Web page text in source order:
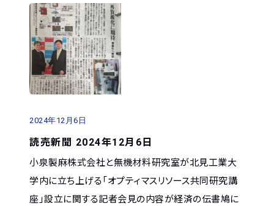
2024年12月6日
読売新聞 2024年12月6日
小泉製麻株式会社と無機材料研究室が北見工業大
学内に立ち上げる「オプティマスリソース共同研究講
座」設立に関する記者会見の内容が経済の伝書鳩に